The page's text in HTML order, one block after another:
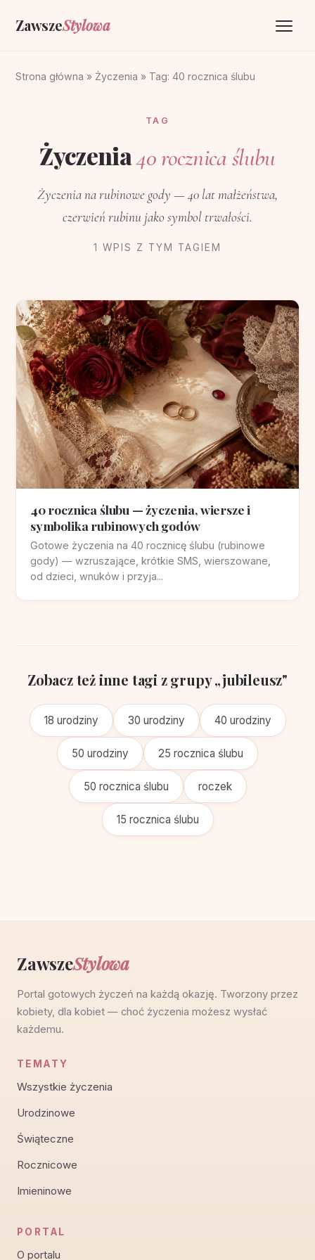
ZawszeStylowa
Kontakt
Strona główna » Życzenia » Tag: 40 rocznica ślubu
TAG
Życzenia40 rocznica ślubu
Życzenia na rubinowe gody — 40 lat małżeństwa,
czerwień rubinu jako symbol trwałości.
1 WPIS Z TYM TAGIEM
40 rocznica ślubu — życzenia, wiersze i
symbolika rubinowych godów
Gotowe życzenia na 40 rocznicę ślubu (rubinowe
gody) — wzruszające, krótkie SMS, wierszowane,
od dzieci, wnuków i przyja...
Zobacz też inne tagi z grupy „jubileusz"
18 urodziny 30 urodziny 40 urodziny
50 urodziny 25 rocznica ślubu
50 rocznica ślubu roczek
15 rocznica ślubu
ZawszeStylowa
Portal gotowych życzeń na każdą okazję. Tworzony przez
kobiety, dla kobiet — choć życzenia możesz wysłać
każdemu.
TEMATY
Wszystkie życzenia
Urodzinowe
Świąteczne
Rocznicowe
Imieninowe
PORTAL
O portalu